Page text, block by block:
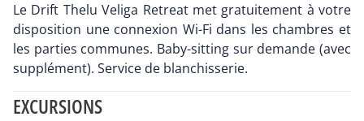
Le Drift Thelu Veliga Retreat met gratuitement à votre
disposition une connexion Wi-Fi dans les chambres et
les parties communes. Baby-sitting sur demande (avec
supplément). Service de blanchisserie.
EXCURSIONS